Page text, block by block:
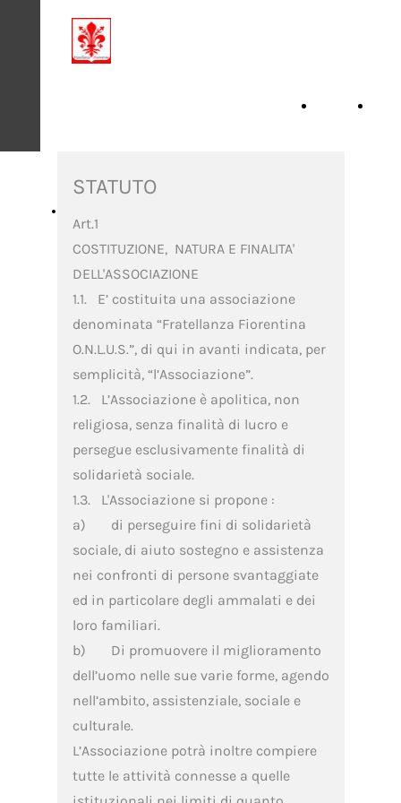
STATUTO
Art.1
COSTITUZIONE, NATURA E FINALITA'
DELL'ASSOCIAZIONE
1.1. E’ costituita una associazione
denominata “Fratellanza Fiorentina
O.N.L.U.S.”, di qui in avanti indicata, per
semplicità, “l’Associazione”.
1.2. L’Associazione è apolitica, non
religiosa, senza finalità di lucro e
persegue esclusivamente finalità di
solidarietà sociale.
1.3. L'Associazione si propone :
a) di perseguire fini di solidarietà
sociale, di aiuto sostegno e assistenza
nei confronti di persone svantaggiate
ed in particolare degli ammalati e dei
loro familiari.
b) Di promuovere il miglioramento
dell’uomo nelle sue varie forme, agendo
nell’ambito, assistenziale, sociale e
culturale.
L’Associazione potrà inoltre compiere
tutte le attività connesse a quelle